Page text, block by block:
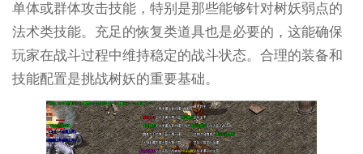
单体或群体攻击技能，特别是那些能够针对树妖弱点的
法术类技能。充足的恢复类道具也是必要的，这能确保
玩家在战斗过程中维持稳定的战斗状态。合理的装备和
技能配置是挑战树妖的重要基础。